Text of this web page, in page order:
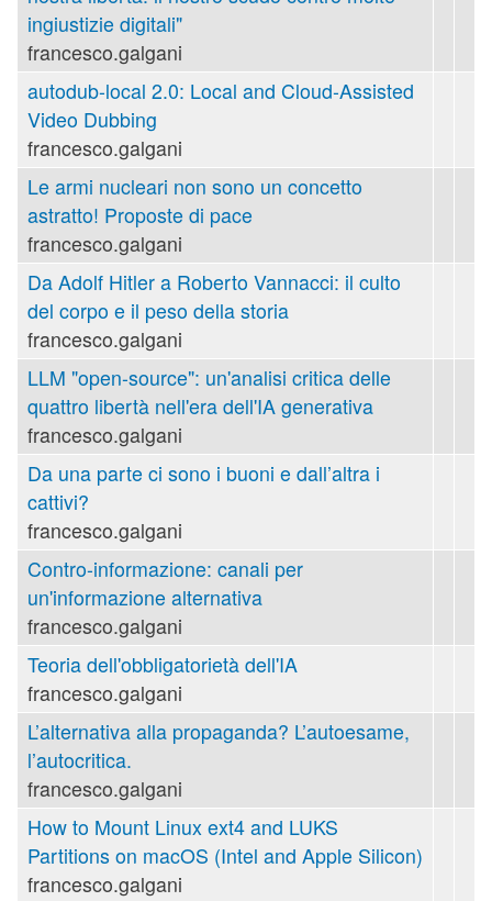
ingiustizie digitali"
francesco.galgani
autodub-local 2.0: Local and Cloud-Assisted
Video Dubbing
francesco.galgani
Le armi nucleari non sono un concetto
astratto! Proposte di pace
francesco.galgani
Da Adolf Hitler a Roberto Vannacci: il culto
del corpo e il peso della storia
francesco.galgani
LLM "open-source": un'analisi critica delle
quattro libertà nell'era dell'IA generativa
francesco.galgani
Da una parte ci sono i buoni e dall’altra i
cattivi?
francesco.galgani
Contro-informazione: canali per
un'informazione alternativa
francesco.galgani
Teoria dell'obbligatorietà dell'IA
francesco.galgani
L’alternativa alla propaganda? L’autoesame,
l’autocritica.
francesco.galgani
How to Mount Linux ext4 and LUKS
Partitions on macOS (Intel and Apple Silicon)
francesco.galgani